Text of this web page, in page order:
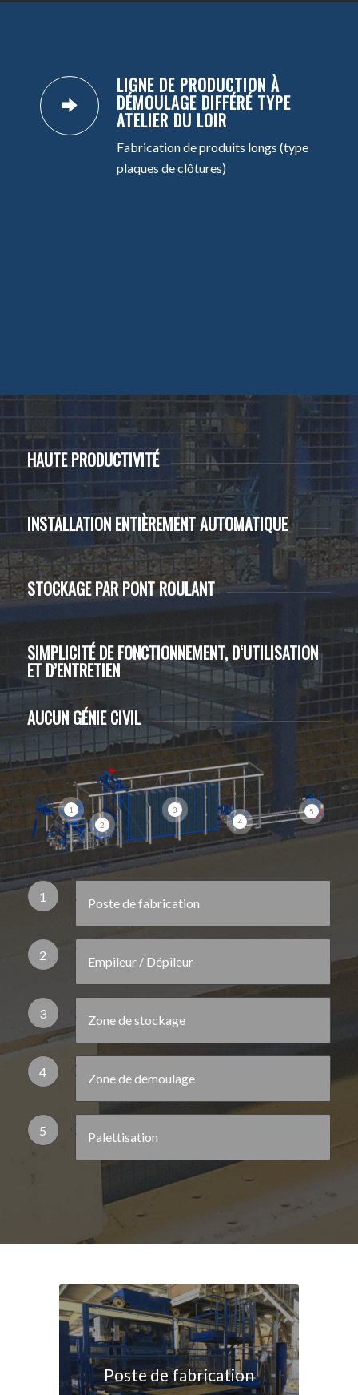
LIGNE DE PRODUCTION À
DÉMOULAGE DIFFÉRÉ TYPE
ATELIER DU LOIR
Fabrication de produits longs (type
plaques de clôtures)
HAUTE PRODUCTIVITÉ
INSTALLATION ENTIÈREMENT AUTOMATIQUE
STOCKAGE PAR PONT ROULANT
SIMPLICITÉ DE FONCTIONNEMENT, D‘UTILISATION
ET D’ENTRETIEN
AUCUN GÉNIE CIVIL
1
2
3
4
5
1 Poste de fabrication
2 Empileur / Dépileur
3 Zone de stockage
4 Zone de démoulage
5 Palettisation
Poste de fabrication